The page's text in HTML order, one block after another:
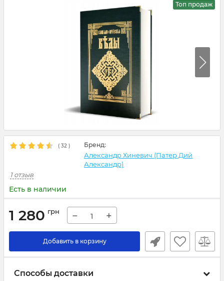
Топ продаж
( 32 ) Бренд:
Александр Хиневич (Патер Дий
Александр)
1 отзыв
Есть в наличии
1 280 грн − +
Добавить в корзину
Способы доставки